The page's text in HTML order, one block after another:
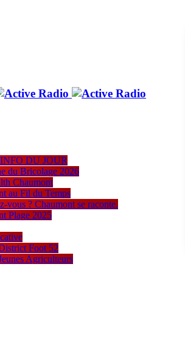
DU JOUR
du Bricolage 2026
Chaumont
au Fil du Temps
vous ? Chaumont se raconte.
Plage 2025
Foot 52
Agriculteurs